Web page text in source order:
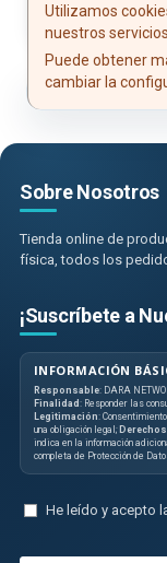
Utilizamos
nuestros servicios.
Puede obtener
cambiar la
Sobre Nosotros
Tienda online de
física, todos los
¡Suscríbete a
INFORMACIÓN
Responsable: DARA
Finalidad : Responder las
Legitimación:
una obligación legal; Derechos
indica en la información
completa de Protección de
He leído y acepto